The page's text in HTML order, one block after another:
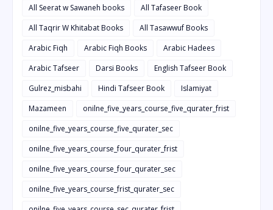
All Seerat w Sawaneh books
All Tafaseer Book
All Taqrir W Khitabat Books
All Tasawwuf Books
Arabic Fiqh
Arabic Fiqh Books
Arabic Hadees
Arabic Tafseer
Darsi Books
English Tafseer Book
Gulrez_misbahi
Hindi Tafseer Book
Islamiyat
Mazameen
onilne_five_years_course_five_qurater_frist
onilne_five_years_course_five_qurater_sec
onilne_five_years_course_four_qurater_frist
onilne_five_years_course_four_qurater_sec
onilne_five_years_course_frist_qurater_sec